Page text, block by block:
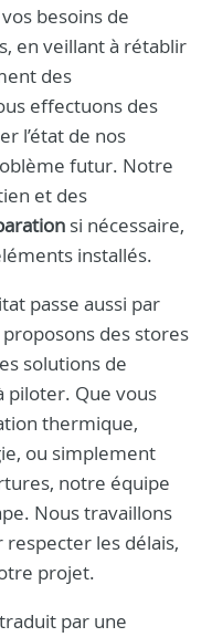
besoins de
en veillant à rétablir
des
effectuons des
l’état de nos
futur. Notre
et des
si nécessaire,
installés.
passe aussi par
des stores
solutions de
piloter. Que vous
thermique,
ou simplement
notre équipe
Nous travaillons
les délais,
projet.
par une